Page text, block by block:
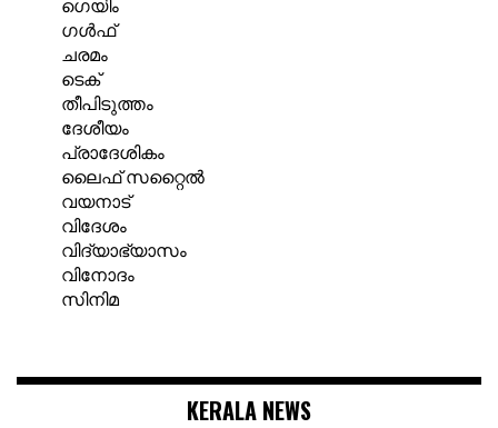
ഗൾഫ്
ചരമം
ടെക്
തീപിടുത്തം
ദേശീയം
പ്രാദേശികം
ലൈഫ് സറ്റൈൽ
വയനാട്
വിദേശം
വിദ്യാഭ്യാസം
വിനോദം
സിനിമ
KERALA NEWS